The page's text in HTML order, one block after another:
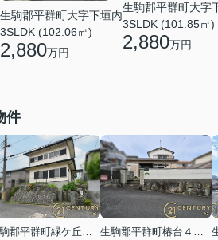
生駒郡平群町大字下垣内
3SLDK (102.06㎡)
2,880万円
生駒郡平群町大字
3SLDK (101.85㎡)
2,880万円
件
生駒郡平群町緑ケ丘５丁目
生駒郡平群町椿台４丁目